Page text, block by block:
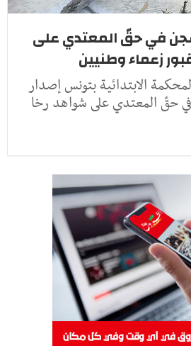
في حقّ المعتدي على
زعماء وطنيين
الابتدائية بتونس إصدار
حقّ المعتدي على شواهد رخا